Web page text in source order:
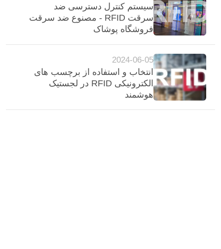
سیستم کنترل دسترسی ضد
سرقت RFID - مصنوع ضد سرقت
فروشگاه پوشاک
2024-06-05
انتخاب و استفاده از برچسب های
الکترونیکی RFID در لجستیک
هوشمند